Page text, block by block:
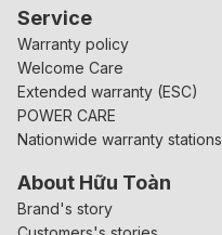
Service
Warranty policy
Welcome Care
Extended warranty (ESC)
POWER CARE
Nationwide warranty stations
About Hữu Toàn
Brand's story